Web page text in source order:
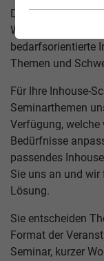
Die OVE Academy
Weiterbildung
bedarfsorientierte
Themen und
Für Ihre Inhouse-
Seminarthemen
Verfügung,
Bedürfnisse
passendes
Sie uns an und
Lösung.
Sie entscheiden
Format der
Seminar, kurzer